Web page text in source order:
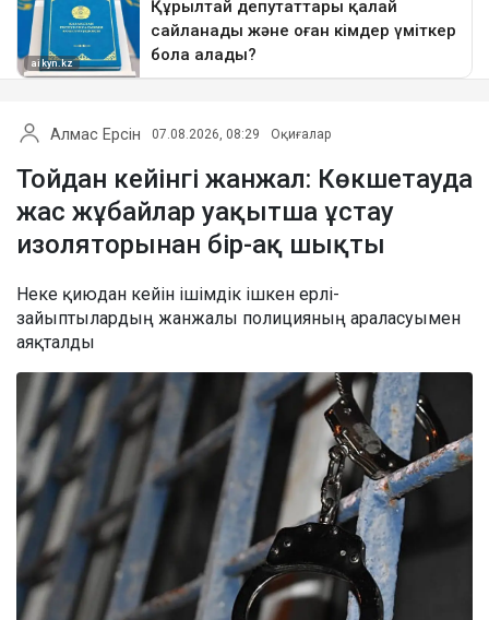
Алмас Ерсін 07.08.2026, 08:29 Оқиғалар
Тойдан кейінгі жанжал: Көкшетауда
жас жұбайлар уақытша ұстау
изоляторынан бір-ақ шықты
Неке қиюдан кейін ішімдік ішкен ерлі-
зайыптылардың жанжалы полицияның араласуымен
аяқталды